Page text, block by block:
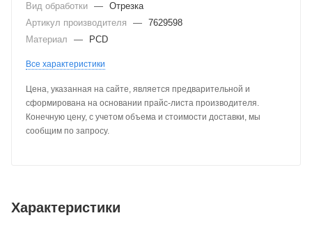
Вид обработки — Отрезка
Артикул производителя
— 7629598
Материал
— PCD
Все характеристики
Цена, указанная на сайте, является предварительной и
сформирована на основании прайс-листа производителя.
Конечную цену, с учетом объема и стоимости доставки, мы
сообщим по запросу.
Характеристики